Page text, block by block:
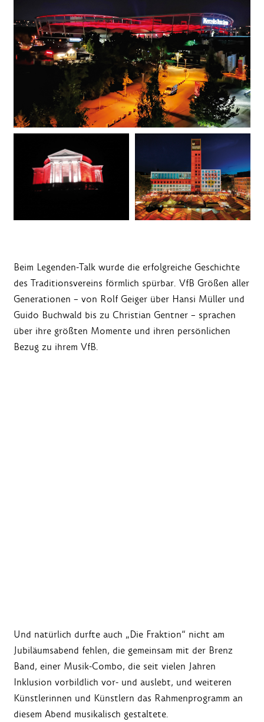
Beim Legenden-Talk wurde die erfolgreiche Geschichte
des Traditionsvereins förmlich spürbar. VfB Größen aller
Generationen – von Rolf Geiger über Hansi Müller und
Guido Buchwald bis zu Christian Gentner – sprachen
über ihre größten Momente und ihren persönlichen
Bezug zu ihrem VfB.
Und natürlich durfte auch „Die Fraktion“ nicht am
Jubiläumsabend fehlen, die gemeinsam mit der Brenz
Band, einer Musik-Combo, die seit vielen Jahren
Inklusion vorbildlich vor- und auslebt, und weiteren
Künstlerinnen und Künstlern das Rahmenprogramm an
diesem Abend musikalisch gestaltete.